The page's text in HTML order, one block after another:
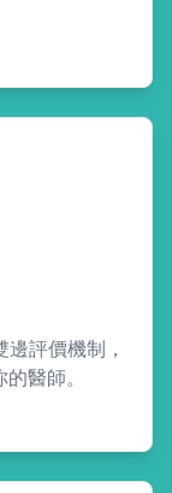
評價機制，
醫師。